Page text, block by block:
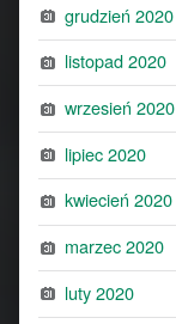
grudzień 2020
listopad 2020
wrzesień 2020
lipiec 2020
kwiecień 2020
marzec 2020
luty 2020